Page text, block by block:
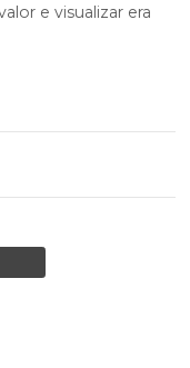
e visualizar era